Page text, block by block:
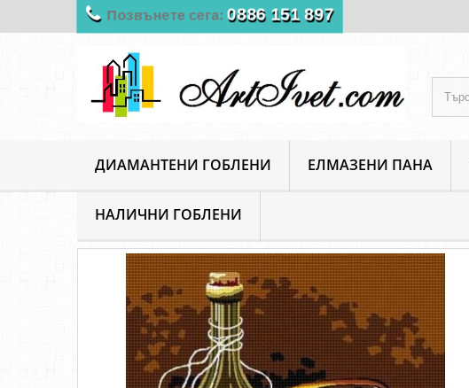
Позвънете сега: 0886 151 897
ДИАМАНТЕНИ ГОБЛЕНИ ЕЛМАЗЕНИ ПАНА
НАЛИЧНИ ГОБЛЕНИ
ArtIvet Гоблени за шиене